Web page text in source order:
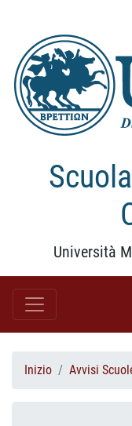
Università
Inizio Avvisi